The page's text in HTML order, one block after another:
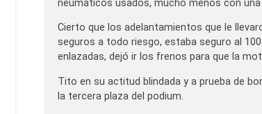
neumáticos usados, mucho menos con
Cierto que los adelantamientos que le
seguros a todo riesgo, estaba seguro al
enlazadas, dejó ir los frenos para que la
Tito en su actitud blindada y a prueba de
la tercera plaza del podium.